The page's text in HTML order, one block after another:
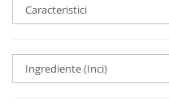
Caracteristici
Ingrediente (Inci)